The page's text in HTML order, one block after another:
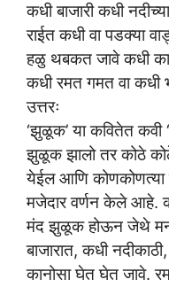
कधी बाजारी कधी
राईत कधी वा पडक्या
हळु थबकत जावे कधी
कधी रमत गमत वा कधी
उत्तरः
‘झुळूक’ या कवितेत कवी
झुळूक झालो तर कोठे
येईल आणि कोणकोणत्या
मजेदार वर्णन केले आहे.
मंद झुळूक होऊन जेथे
बाजारात, कधी
कानोसा घेत घेत जावे.